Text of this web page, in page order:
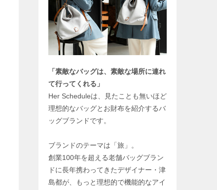
「素敵なバッグは、素敵な場所に連れ
て行ってくれる」
Her Scheduleは、見たことも無いほど
理想的なバッグとお財布を紹介するバ
ッグブランドです。
ブランドのテーマは「旅」。
創業100年を超える老舗バッグブラン
ドに長年携わってきたデザイナー・津
島都が、もっと理想的で機能的なアイ